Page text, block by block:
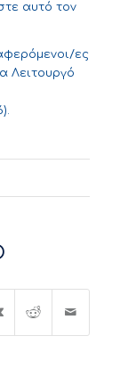
αυτό τον
ες
Λειτουργό